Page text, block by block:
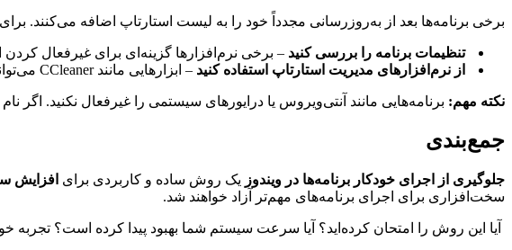
برخی برنامه‌ها بعد از به‌روزرسانی مجدداً خود را به لیست استارتاپ اضافه می‌کنند.
تنظیمات برنامه را بررسی کنید – برخی نرم‌افزارها گزینه‌ای برای غیرفعال کردن
از نرم‌افزارهای مدیریت استارتاپ استفاده کنید – ابزارهایی مانند CCleaner می‌توانند به شما در کنترل برنامه‌های استارتاپ کمک کنند.
نکته مهم: برنامه‌هایی مانند آنتی‌ویروس یا درایورهای سیستمی را غیرفعال نکنید. اگر
جمع‌بندی
جلوگیری از اجرای خودکار برنامه‌ها در ویندوز یک روش ساده و کاربردی برای افزایش
سخت‌افزاری برای اجرای برنامه‌های مهم‌تر آزاد خواهند شد.
آیا این روش را امتحان کرده‌اید؟ آیا سرعت سیستم شما بهبود پیدا کرده است؟ تجربه